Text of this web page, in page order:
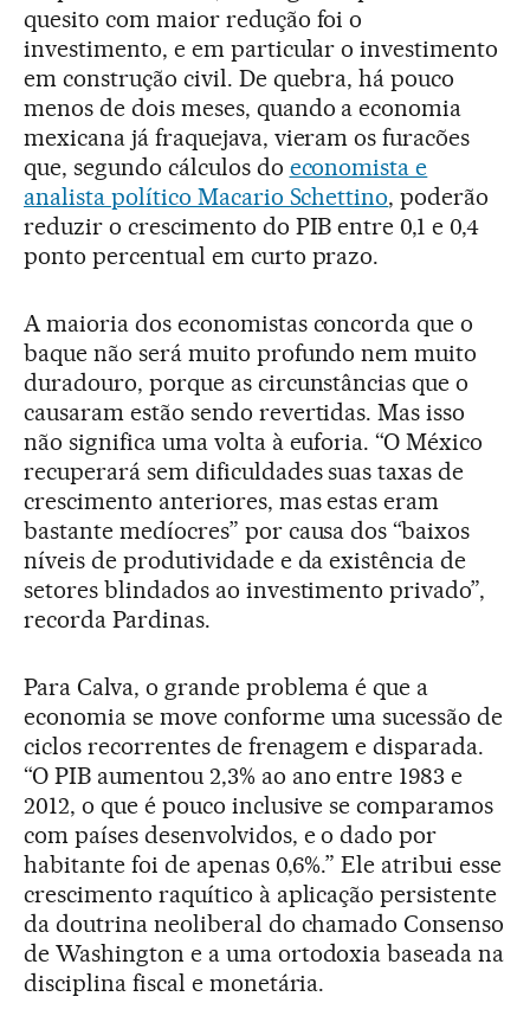
quesito com maior redução foi o
investimento, e em particular o investimento
em construção civil. De quebra, há pouco
menos de dois meses, quando a economia
mexicana já fraquejava, vieram os furacões
que, segundo cálculos do economista e
analista político Macario Schettino, poderão
reduzir o crescimento do PIB entre 0,1 e 0,4
ponto percentual em curto prazo.
A maioria dos economistas concorda que o
baque não será muito profundo nem muito
duradouro, porque as circunstâncias que o
causaram estão sendo revertidas. Mas isso
não significa uma volta à euforia. “O México
recuperará sem dificuldades suas taxas de
crescimento anteriores, mas estas eram
bastante medíocres” por causa dos “baixos
níveis de produtividade e da existência de
setores blindados ao investimento privado”,
recorda Pardinas.
Para Calva, o grande problema é que a
economia se move conforme uma sucessão de
ciclos recorrentes de frenagem e disparada.
“O PIB aumentou 2,3% ao ano entre 1983 e
2012, o que é pouco inclusive se comparamos
com países desenvolvidos, e o dado por
habitante foi de apenas 0,6%.” Ele atribui esse
crescimento raquítico à aplicação persistente
da doutrina neoliberal do chamado Consenso
de Washington e a uma ortodoxia baseada na
disciplina fiscal e monetária.